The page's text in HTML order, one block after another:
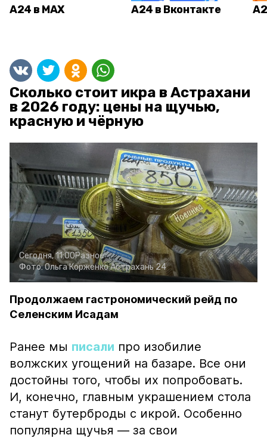
А24 в MAX А24 в Вконтакте
Сколько стоит икра в Астрахани
в 2026 году: цены на щучью,
красную и чёрную
Сегодня, 11:00Разное
Фото:Ольга КорженкоАстрахань 24
Продолжаем гастрономический рейд по
Селенским Исадам
Ранее мы писали про изобилие
волжских угощений на базаре. Все они
достойны того, чтобы их попробовать.
И, конечно, главным украшением стола
станут бутерброды с икрой. Особенно
популярна щучья — за свои